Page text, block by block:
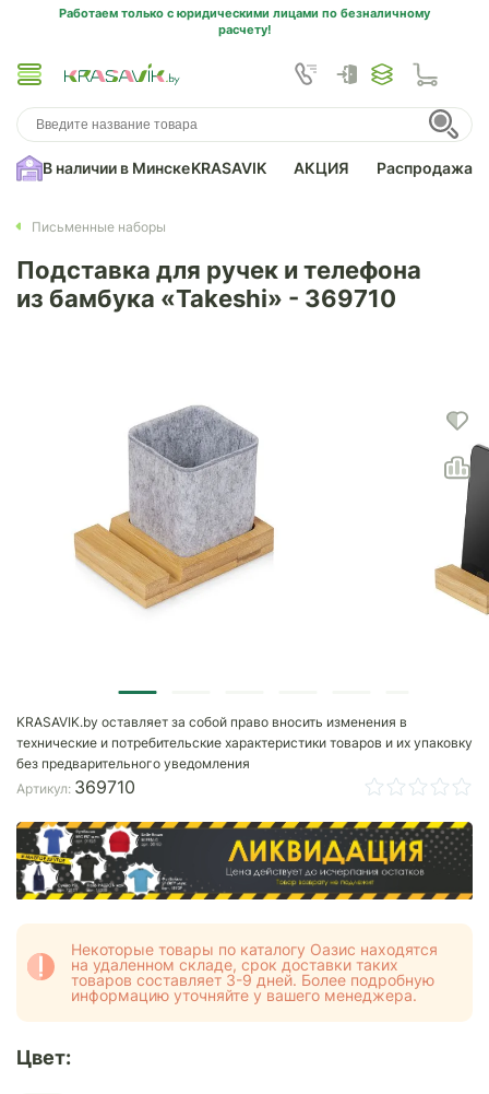
Работаем только с юридическими лицами по безналичному
расчету!
В наличии в МинскеKRASAVIK АКЦИЯ Распродажа
Письменные наборы
Подставка для ручек и телефона
из бамбука «Takeshi» - 369710
KRASAVIK.by оставляет за собой право вносить изменения в
технические и потребительские характеристики товаров и их упаковку
без предварительного уведомления
Артикул: 369710
Некоторые товары по каталогу Оазис находятся
на удаленном складе, срок доставки таких
товаров составляет 3-9 дней. Более подробную
информацию уточняйте у вашего менеджера.
Цвет: